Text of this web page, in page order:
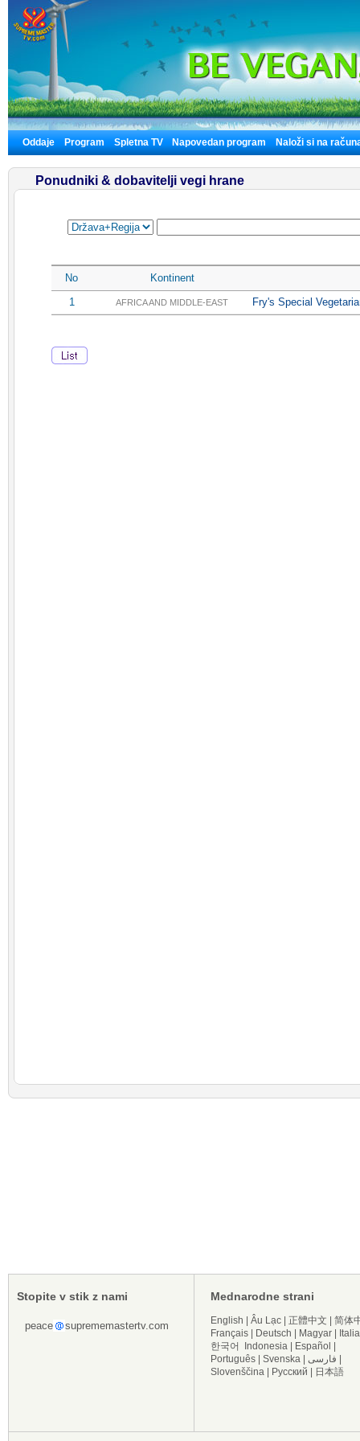
Oddaje Program Spletna TV Napovedan program Naloži si na
Ponudniki & dobavitelji vegi hrane
No
Kontinent
1
AFRICA AND MIDDLE-EAST Fry's Special
Stopite v stik z nami
peace suprememastertv.com
Mednarodne strani
English Âu Lạc 正體中文
简体
Français
Deutsch Magyar
한국어
Indonesia Español
Português
Svenska فارسی
Slovenščina
Русский 日本語